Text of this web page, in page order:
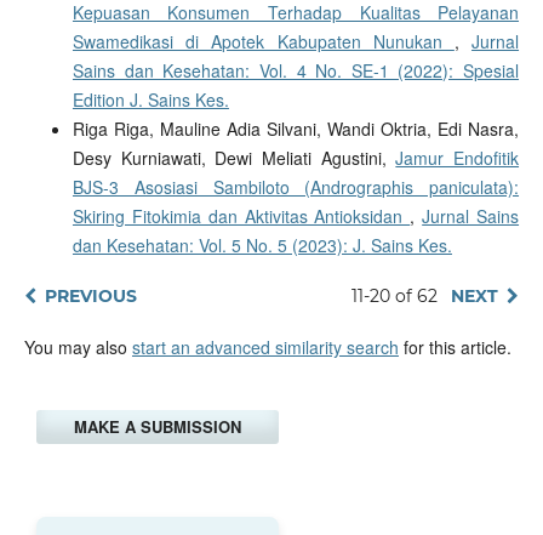
Kepuasan Konsumen Terhadap Kualitas Pelayanan
Swamedikasi di Apotek Kabupaten Nunukan ,Jurnal
Sains dan Kesehatan: Vol. 4 No. SE-1 (2022): Spesial
Edition J. Sains Kes.
Riga Riga, Mauline Adia Silvani, Wandi Oktria, Edi Nasra,
Desy Kurniawati, Dewi Meliati Agustini,Jamur Endofitik
BJS-3 Asosiasi Sambiloto (Andrographis paniculata):
Skiring Fitokimia dan Aktivitas Antioksidan ,Jurnal Sains
dan Kesehatan: Vol. 5 No. 5 (2023): J. Sains Kes.
PREVIOUS 11-20 of 62 NEXT
You may also start an advanced similarity search for this article.
MAKE A SUBMISSION